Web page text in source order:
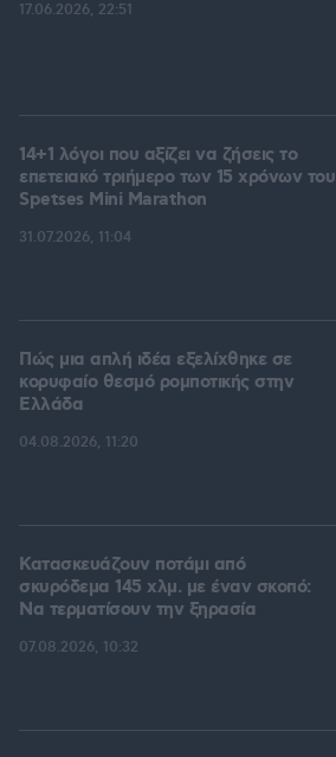
17.06.2026, 22:51
14+1 λόγοι που αξίζει να ζήσεις το
επετειακό τριήμερο των 15 χρόνων του
Spetses Mini Marathon
31.07.2026, 11:04
Πώς μια απλή ιδέα εξελίχθηκε σε
κορυφαίο θεσμό ρομποτικής στην
Ελλάδα
04.08.2026, 11:20
Κατασκευάζουν ποτάμι από
σκυρόδεμα 145 χλμ. με έναν σκοπό:
Να τερματίσουν την ξηρασία
07.08.2026, 10:32